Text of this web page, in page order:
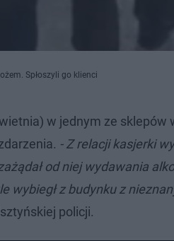
Spłoszyli go klienci
w jednym ze
- Z relacji kasjerki
od niej wydawania
wybiegł z budynku z
policji.